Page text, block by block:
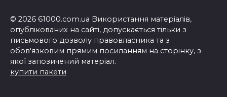
© 2026 61000.com.ua Використання матеріалів,
опублікованих на сайті, допускається тільки з
письмового дозволу правовласника та з
обов'язковим прямим посиланням на сторінку, з
якої запозичений матеріал.
купити пакети